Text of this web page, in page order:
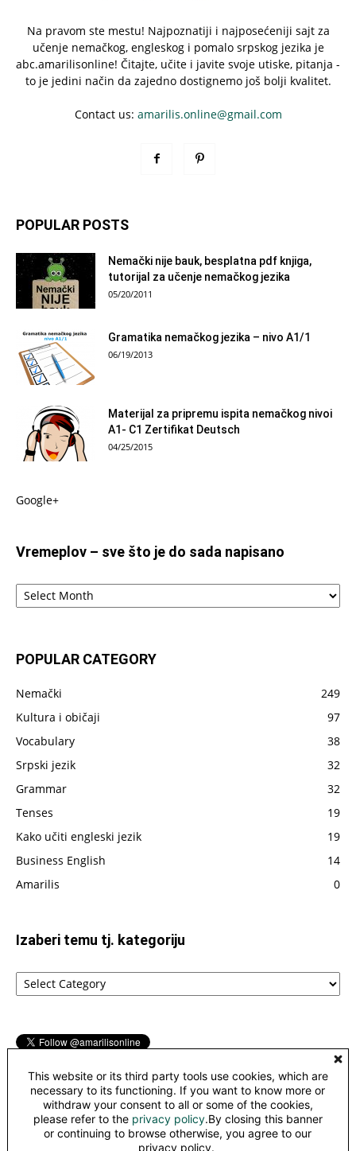
Na pravom ste mestu! Najpoznatiji i najposećeniji sajt za
učenje nemačkog, engleskog i pomalo srpskog jezika je
abc.amarilisonline! Čitajte, učite i javite svoje utiske, pitanja -
to je jedini način da zajedno dostignemo još bolji kvalitet.
Contact us: amarilis.online@gmail.com
POPULAR POSTS
Nemački nije bauk, besplatna pdf knjiga,
tutorijal za učenje nemačkog jezika
05/20/2011
Gramatika nemačkog jezika – nivo A1/1
06/19/2013
Materijal za pripremu ispita nemačkog nivoi
A1- C1 Zertifikat Deutsch
04/25/2015
Google+
Vremeplov – sve što je do sada napisano
Vremeplov
do
napisano
POPULAR CATEGORY
Nemački
249
Kultura i običaji
97
Vocabulary
38
Srpski jezik
32
Grammar
32
Tenses
19
Kako učiti engleski jezik
19
Business English
14
Amarilis
0
Izaberi temu tj. kategoriju
Izaberi
temu
©
This work is licensed under aCreative Commons Attribution-
This website or its third party tools use cookies, which are
necessary to its functioning. If you want to know more or
withdraw your consent to all or some of the cookies,
please refer to the privacy policy.By closing this banner
or continuing to browse otherwise, you agree to our
privacy policy.